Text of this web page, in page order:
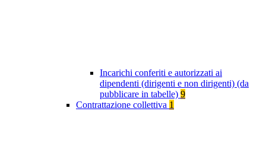
Incarichi conferiti e autorizzati ai
dipendenti (dirigenti e non dirigenti) (da
pubblicare in tabelle) 9
Contrattazione collettiva 1